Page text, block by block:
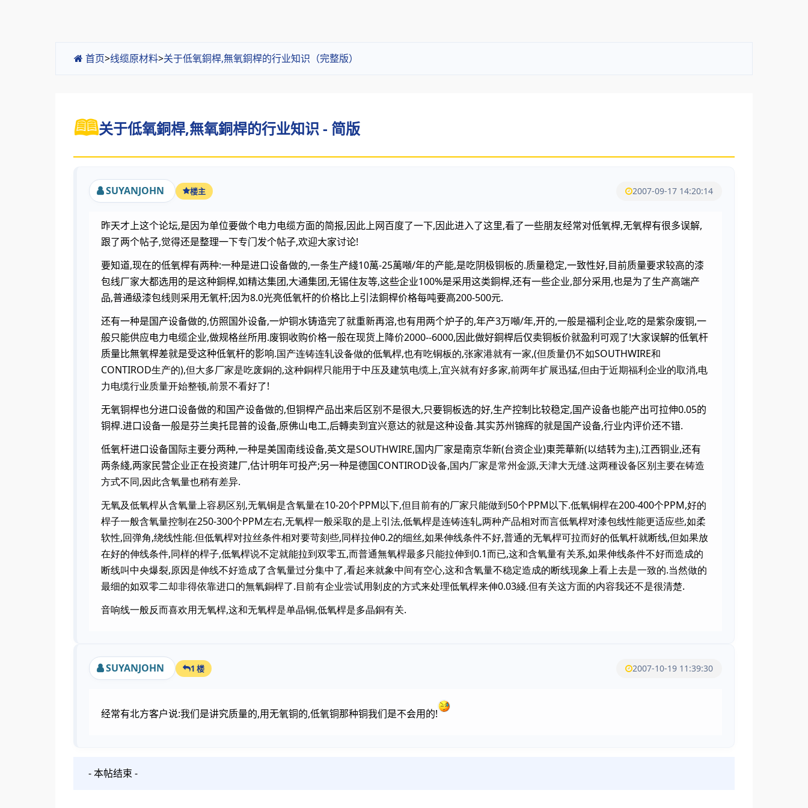
首页>线缆原材料>关于低氧銅桿,無氧銅桿的行业知识（完整版）
关于低氧銅桿,無氧銅桿的行业知识 - 简版
SUYANJOHN 楼主 2007-09-17 14:20:14
昨天才上这个论坛,是因为单位要做个电力电缆方面的简报,因此上网百度了一下,因此进入了这里,看了一些朋友经常对低氧桿,无氧桿有很多误解,
跟了两个帖子,觉得还是整理一下专门发个帖子,欢迎大家讨论!
要知道,现在的低氧桿有两种:一种是进口设备做的,一条生产綫10萬-25萬噸/年的产能,是吃阴极铜板的.质量稳定,一致性好,目前质量要求较高的漆
包线厂家大都选用的是这种銅桿,如精达集团,大通集团,无锡住友等,这些企业100%是采用这类銅桿,还有一些企业,部分采用,也是为了生产高端产
品,普通级漆包线则采用无氧杆;因为8.0光亮低氧杆的价格比上引法銅桿价格每吨要高200-500元.
还有一种是国产设备做的,仿照国外设备,一炉铜水铸造完了就重新再溶,也有用两个炉子的,年产3万噸/年,开的,一般是福利企业,吃的是紫杂废铜,一
般只能供应电力电缆企业,做规格丝所用.废铜收购价格一般在现货上降价2000--6000,因此做好銅桿后仅卖铜板价就盈利可观了!大家误解的低氧杆
质量比無氧桿差就是受这种低氧杆的影响.国产连铸连轧设备做的低氧桿,也有吃铜板的,张家港就有一家,(但质量仍不如SOUTHWIRE和
CONTIROD生产的),但大多厂家是吃废銅的,这种銅桿只能用于中压及建筑电缆上,宜兴就有好多家,前两年扩展迅猛,但由于近期福利企业的取消,电
力电缆行业质量开始整顿,前景不看好了!
无氧铜桿也分进口设备做的和国产设备做的,但铜桿产品出来后区别不是很大,只要铜板选的好,生产控制比较稳定,国产设备也能产出可拉伸0.05的
铜桿.进口设备一般是芬兰奥托昆普的设备,原佛山电工,后轉卖到宜兴意达的就是这种设备.其实苏州锦辉的就是国产设备,行业内评价还不错.
低氧杆进口设备国际主要分两种,一种是美国南线设备,英文是SOUTHWIRE,国内厂家是南京华新(台资企业)東莞華新(以结转为主),江西铜业,还有
两条綫,两家民营企业正在投资建厂,估计明年可投产;另一种是德国CONTIROD设备,国内厂家是常州金源,天津大无缝.这两種设备区别主要在铸造
方式不同,因此含氧量也稍有差异.
无氧及低氧桿从含氧量上容易区别,无氧铜是含氧量在10-20个PPM以下,但目前有的厂家只能做到50个PPM以下.低氧铜桿在200-400个PPM,好的
桿子一般含氧量控制在250-300个PPM左右,无氧桿一般采取的是上引法,低氧桿是连铸连轧,两种产品相对而言低氧桿对漆包线性能更适应些,如柔
软性,回弹角,绕线性能.但低氧桿对拉丝条件相对要苛刻些,同样拉伸0.2的细丝,如果伸线条件不好,普通的无氧桿可拉而好的低氧杆就断线,但如果放
在好的伸线条件,同样的桿子,低氧桿说不定就能拉到双零五,而普通無氧桿最多只能拉伸到0.1而已,这和含氧量有关系,如果伸线条件不好而造成的
断线叫中央爆裂,原因是伸线不好造成了含氧量过分集中了,看起来就象中间有空心,这和含氧量不稳定造成的断线现象上看上去是一致的.当然做的
最细的如双零二却非得依靠进口的無氧銅桿了.目前有企业尝试用剝皮的方式来处理低氧桿来伸0.03綫.但有关这方面的内容我还不是很清楚.
音响线一般反而喜欢用无氧桿,这和无氧桿是单晶铜,低氧桿是多晶銅有关.
SUYANJOHN 1 楼 2007-10-19 11:39:30
经常有北方客户说:我们是讲究质量的,用无氧铜的,低氧铜那种铜我们是不会用的!
- 本帖结束 -